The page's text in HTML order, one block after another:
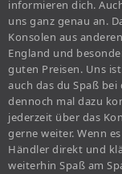
informieren dich.
uns ganz genau an.
Konsolen aus
England und
guten Preisen. Uns
auch das du Spaß
dennoch mal dazu
jederzeit über das
gerne weiter. Wenn
Händler direkt und
weiterhin Spaß am